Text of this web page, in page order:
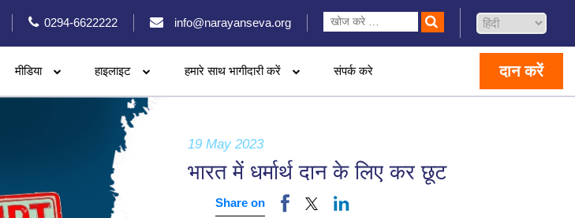
0294-6622222 info@narayanseva.org
मीडिया हाइलाइट हमारे साथ भागीदारी करें संपर्क करे दान करें
19 May 2023
भारत में धर्मार्थ दान के लिए कर छूट
Share on